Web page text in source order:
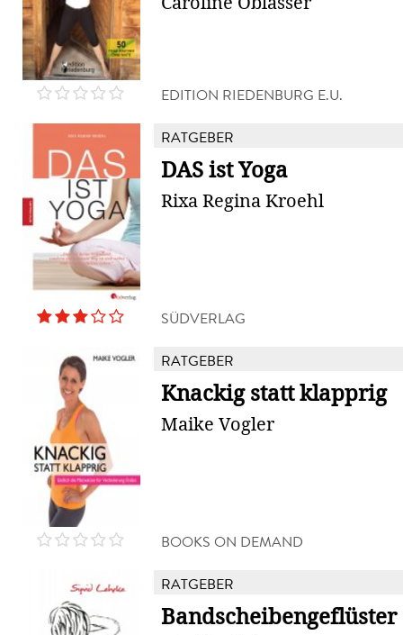
EDITION RIEDENBURG E.U.
RATGEBER
DAS ist Yoga
Rixa Regina Kroehl
SÜDVERLAG
RATGEBER
Knackig statt klapprig
Maike Vogler
BOOKS ON DEMAND
RATGEBER
Bandscheibengeflüster